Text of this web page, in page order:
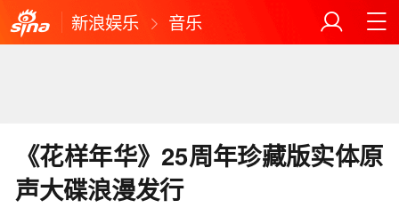
新浪娱乐 音乐
《花样年华》25周年珍藏版实体原
声大碟浪漫发行